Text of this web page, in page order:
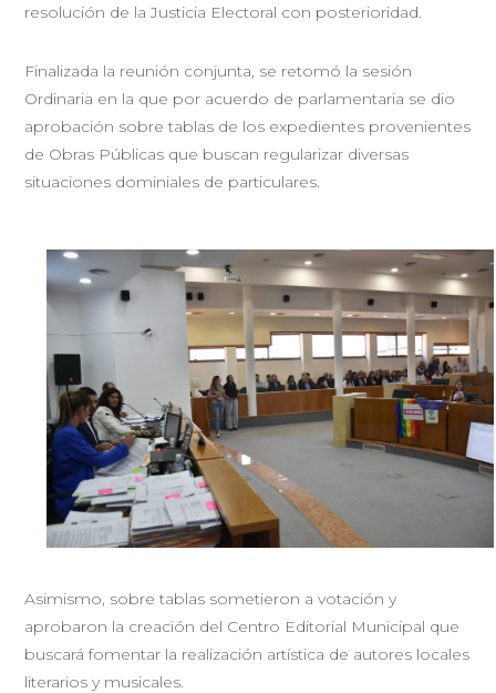
resolución de la Justicia Electoral con posterioridad.
Finalizada la reunión conjunta, se retomó la sesión
Ordinaria en la que por acuerdo de parlamentaria se dio
aprobación sobre tablas de los expedientes provenientes
de Obras Públicas que buscan regularizar diversas
situaciones dominiales de particulares.
Asimismo, sobre tablas sometieron a votación y
aprobaron la creación del Centro Editorial Municipal que
buscará fomentar la realización artística de autores locales
literarios y musicales.